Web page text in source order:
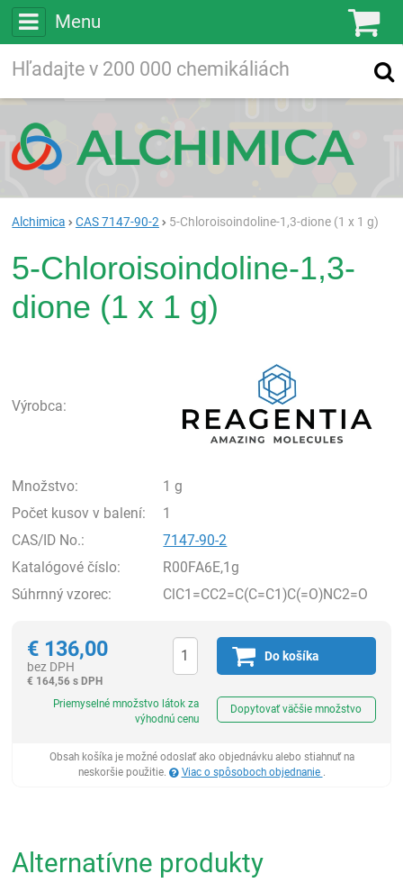
Menu
Vyhľadávanie
Alchimica CAS 7147-90-2 5-Chloroisoindoline-1,3-dione (1 x 1 g)
5-Chloroisoindoline-1,3-
dione (1 x 1 g)
Výrobca:
Množstvo:
1 g
Počet kusov v balení:
1
CAS/ID No.:
7147-90-2
Katalógové číslo:
R00FA6E,1g
Súhrnný vzorec:
ClC1=CC2=C(C=C1)C(=O)NC2=O
€ 136,00
bez DPH
€ 164,56 s DPH
Do košíka
Priemyselné množstvo látok za
výhodnú cenu
Dopytovať väčšie množstvo
Obsah košíka je možné odoslať ako objednávku alebo stiahnuť na
neskoršie použitie.
Viac o spôsoboch objednanie .
Alternatívne produkty